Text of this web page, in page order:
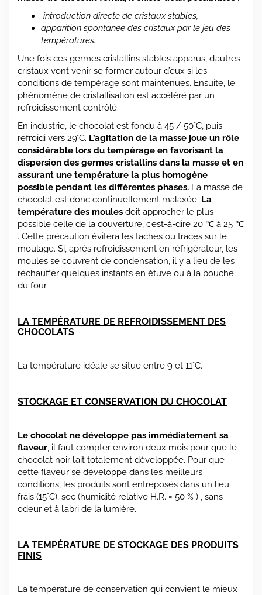
introduction directe de cristaux stables,
apparition spontanée des cristaux par le jeu des
températures.
Une fois ces germes cristallins stables apparus, d’autres
cristaux vont venir se former autour d’eux si les
conditions de tempérage sont maintenues. Ensuite, le
phénomène de cristallisation est accéléré par un
refroidissement contrôlé.
En industrie, le chocolat est fondu à 45 / 50°C, puis
refroidi vers 29°C. L’agitation de la masse joue un rôle
considérable lors du tempérage en favorisant la
dispersion des germes cristallins dans la masse et en
assurant une température la plus homogène
possible pendant les différentes phases. La masse de
chocolat est donc continuellement malaxée. La
température des moules doit approcher le plus
possible celle de la couverture, c’est-à-dire 20 ℃ à 25 ℃
. Cette précaution évitera les taches ou traces sur le
moulage. Si, après refroidissement en réfrigérateur, les
moules se couvrent de condensation, il y a lieu de les
réchauffer quelques instants en étuve ou à la bouche
du four.
LA TEMPÉRATURE DE REFROIDISSEMENT DES
CHOCOLATS
La température idéale se situe entre 9 et 11°C.
STOCKAGE ET CONSERVATION DU CHOCOLAT
Le chocolat ne développe pas immédiatement sa
flaveur, il faut compter environ deux mois pour que le
chocolat noir l’ait totalement développée. Pour que
cette flaveur se développe dans les meilleurs
conditions, les produits sont entreposés dans un lieu
frais (15°C), sec (humidité relative H.R. = 50 % ) , sans
odeur et à l’abri de la lumière.
LA TEMPÉRATURE DE STOCKAGE DES PRODUITS
FINIS
La température de conservation qui convient le mieux